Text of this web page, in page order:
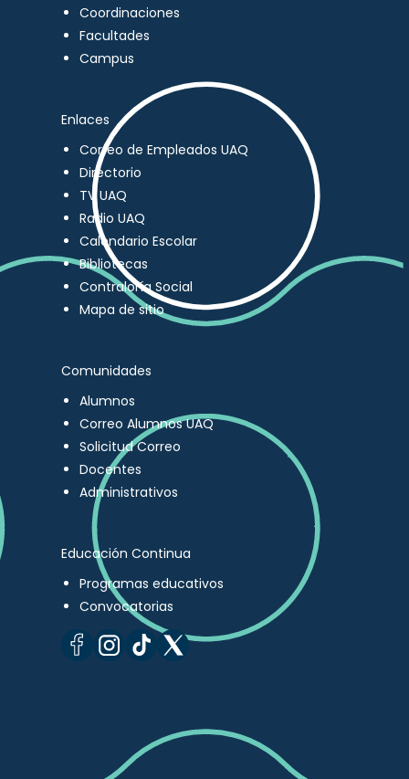
Coordinaciones
Facultades
Campus
Enlaces
Correo de Empleados UAQ
Directorio
TV UAQ
Radio UAQ
Calendario Escolar
Bibliotecas
Contraloría Social
Mapa de sitio
Comunidades
Alumnos
Correo Alumnos UAQ
Solicitud Correo
Docentes
Administrativos
Educación Continua
Programas educativos
Convocatorias